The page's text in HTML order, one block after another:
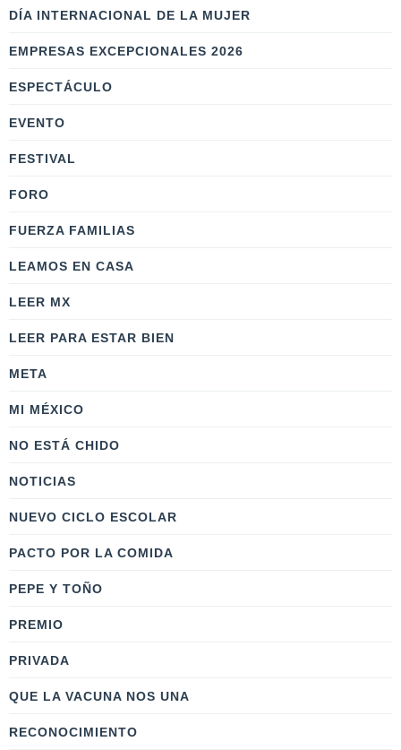
DÍA INTERNACIONAL DE LA MUJER
EMPRESAS EXCEPCIONALES 2026
ESPECTÁCULO
EVENTO
FESTIVAL
FORO
FUERZA FAMILIAS
LEAMOS EN CASA
LEER MX
LEER PARA ESTAR BIEN
META
MI MÉXICO
NO ESTÁ CHIDO
NOTICIAS
NUEVO CICLO ESCOLAR
PACTO POR LA COMIDA
PEPE Y TOÑO
PREMIO
PRIVADA
QUE LA VACUNA NOS UNA
RECONOCIMIENTO